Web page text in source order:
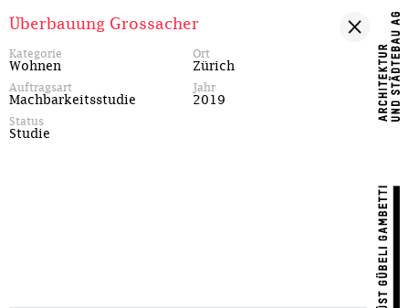
Überbauung Grossacher
Kategorie
Wohnen
Ort
Zürich
Auftragsart
Machbarkeitsstudie
Jahr
2019
Status
Studie